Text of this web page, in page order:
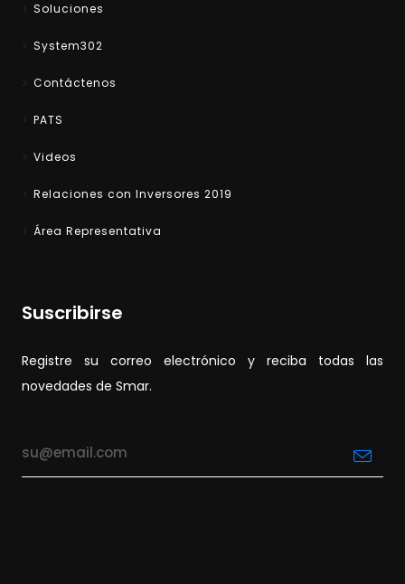
Soluciones
System302
Contáctenos
PATS
Videos
Relaciones con Inversores 2019
Área Representativa
Suscribirse
Registre su correo electrónico y reciba todas las
novedades de Smar.